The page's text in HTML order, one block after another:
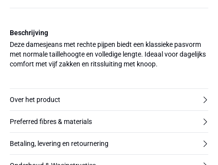
Beschrijving
Deze damesjeans met rechte pijpen biedt een klassieke pasvorm
met normale taillehoogte en volledige lengte. Ideaal voor dagelijks
comfort met vijf zakken en ritssluiting met knoop.
Over het product
Preferred fibres & materials
Betaling, levering en retournering